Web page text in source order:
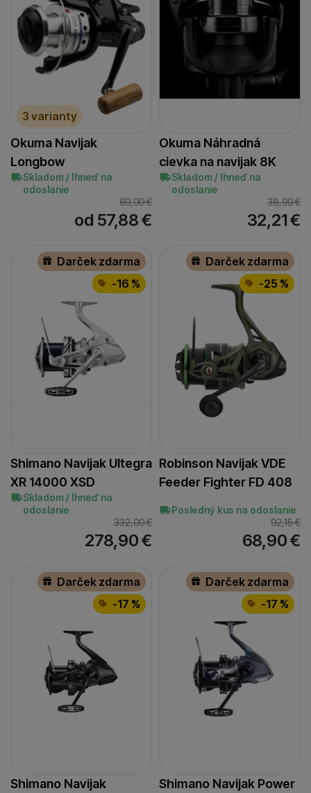
3 varianty
Okuma Navijak
Longbow
Skladom / Ihneď na
odoslanie
69,90€
od 57,88€
Okuma Náhradná
cievka na navijak 8K
Skladom / Ihneď na
odoslanie
38,90€
32,21€
Darček zdarma
-16 %
Shimano Navijak Ultegra
XR 14000 XSD
Skladom / Ihneď na
odoslanie
332,00€
278,90€
Darček zdarma
-25 %
Robinson Navijak VDE
Feeder Fighter FD 408
Posledný kus na odoslanie
92,15€
68,90€
Darček zdarma
-17 %
Shimano Navijak
Darček zdarma
-17 %
Shimano Navijak Power